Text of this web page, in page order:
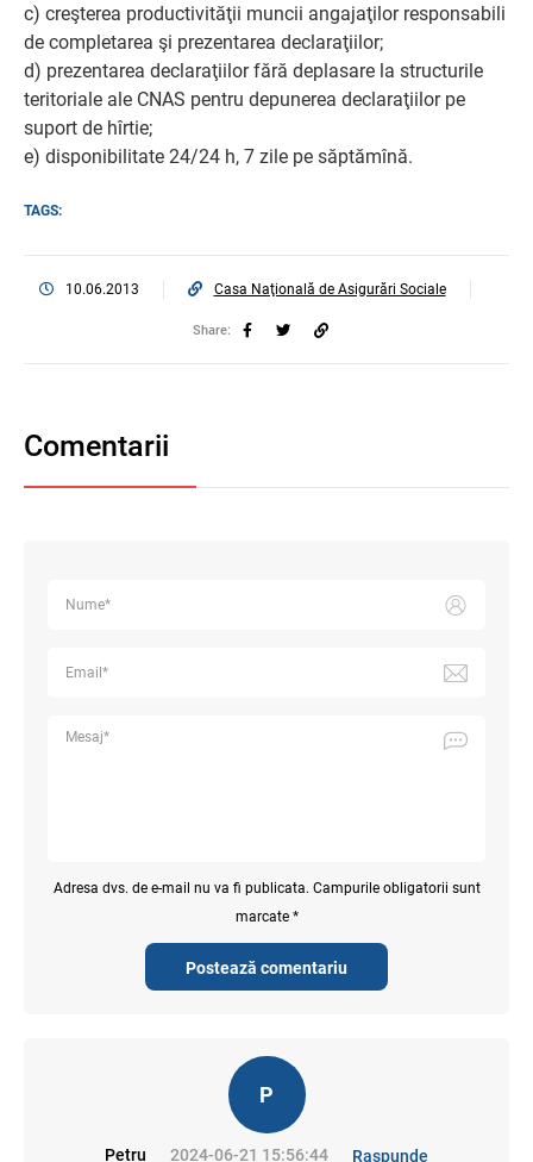
c) creşterea productivităţii muncii angajaţilor responsabili
de completarea şi prezentarea declaraţiilor;
d) prezentarea declaraţiilor fără deplasare la structurile
teritoriale ale CNAS pentru depunerea declaraţiilor pe
suport de hîrtie;
e) disponibilitate 24/24 h, 7 zile pe săptămînă.
TAGS:
10.06.2013 Casa Naţională de Asigurări Sociale
Share:
Comentarii
Postează comentariu
Adresa dvs. de e-mail nu va fi publicata. Campurile obligatorii sunt
marcate *
P
Petru 2024-06-21 15:56:44 Raspunde